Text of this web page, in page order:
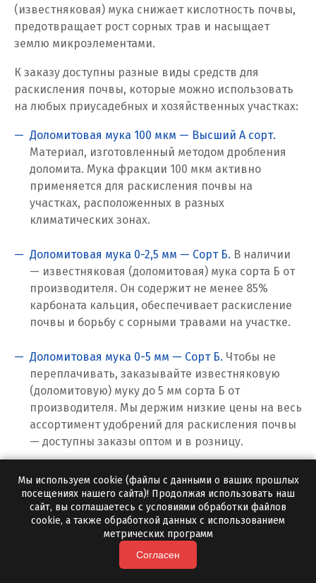
Пушкино
Пятигорск
Р
Раменское
Ревда
Реутов
Ростов на Дону
Рязань
Салехард
Самара
Саратов
Сатка
Севастополь
Североуральск
Сергиев Посад
Серов
(известняковая) мука снижает кислотность почвы,
предотвращает рост сорных трав и насыщает
землю микроэлементами.
К заказу доступны разные виды средств для
раскисления почвы, которые можно использовать
на любых приусадебных и хозяйственных участках:
Доломитовая мука 100 мкм — Высший А сорт.
Материал, изготовленный методом дробления
доломита. Мука фракции 100 мкм активно
применяется для раскисления почвы на
участках, расположенных в разных
климатических зонах.
Доломитовая мука 0-2,5 мм — Сорт Б. В наличии
— известняковая (доломитовая) мука сорта Б от
производителя. Он содержит не менее 85%
карбоната кальция, обеспечивает раскисление
почвы и борьбу с сорными травами на участке.
Доломитовая мука 0-5 мм — Сорт Б. Чтобы не
переплачивать, заказывайте известняковую
(доломитовую) муку до 5 мм сорта Б от
производителя. Мы держим низкие цены на весь
ассортимент удобрений для раскисления почвы
— доступны заказы оптом и в розницу.
Доломитовая мука 0-0,1 мм в мешках.Высоким
спросом в сельскохозяйственной сфере
пользуется известняковая (доломитовая) мука,
которая поставляется в мешках ж/д и
автотранспортом. Продукция соответствует
Мы используем cookie (файлы с данными о ваших прошлых
посещениях нашего сайта)! Продолжая использовать наш
сайт, вы соглашаетесь с условиями обработки файлов
cookie, а также обработкой данных с использованием
метрических программ
Согласен